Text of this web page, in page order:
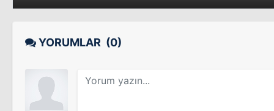
Tv Dizisi
YORUMLAR (0)